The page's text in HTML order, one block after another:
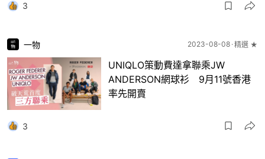
3
一物 2023-08-08 精選 ★
UNIQLO策動費達拿聯乘JW
ANDERSON網球衫 9月11號香港
率先開賣
3